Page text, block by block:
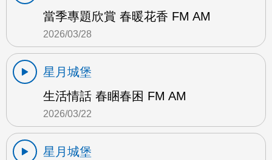
當季專題欣賞 春暖花香 FM AM
2026/03/28
星月城堡
生活情話 春睏春困 FM AM
2026/03/22
星月城堡